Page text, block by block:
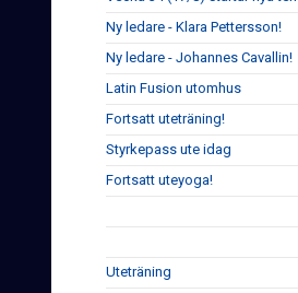
Ny ledare - Klara Pettersson!
Ny ledare - Johannes Cavallin!
Latin Fusion utomhus
Fortsatt uteträning!
Styrkepass ute idag
Fortsatt uteyoga!
Uteträning